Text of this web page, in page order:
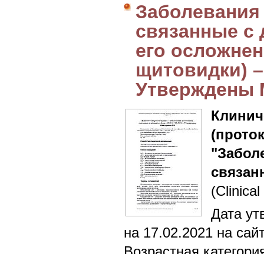
связанные с
его
щитовидки)
Утверждены
Дата
на 17.02.2021 на